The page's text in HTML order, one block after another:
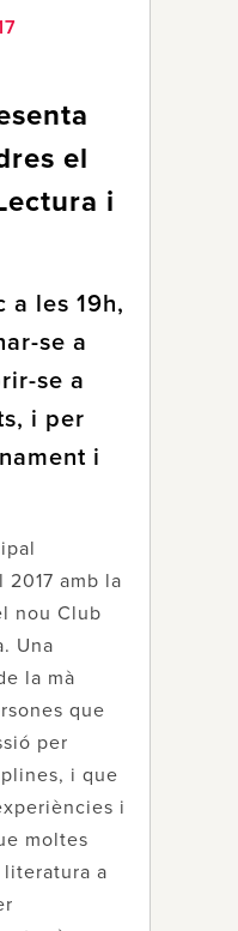
el
i
a les 19h,
se a
se a
i per
i
2017 amb la
nou Club
Una
la mà
que
per
i que
i
moltes
literatura a